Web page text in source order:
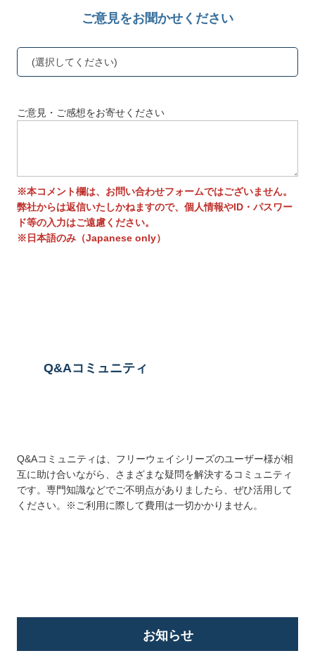
ご意見をお聞かせください
(選択してください)
ご意見・ご感想をお寄せください
※本コメント欄は、お問い合わせフォームではございません。
弊社からは返信いたしかねますので、個人情報やID・パスワー
ド等の入力はご遠慮ください。
※日本語のみ（Japanese only）
Q&Aコミュニティ
Q&Aコミュニティは、フリーウェイシリーズのユーザー様が相
互に助け合いながら、さまざまな疑問を解決するコミュニティ
です。専門知識などでご不明点がありましたら、ぜひ活用して
ください。※ご利用に際して費用は一切かかりません。
お知らせ